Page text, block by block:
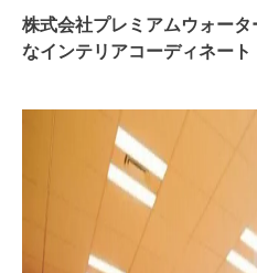
株式会社プレミアムウォー
なインテリアコーディネート